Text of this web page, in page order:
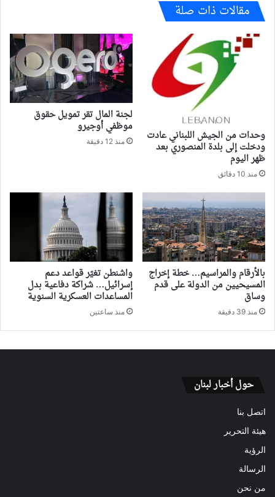
مقالات ذات صلة
وحدات من الجيش اللبناني عادت
ودخلت إلى بلدة المنصوري بعد
ظهر اليوم
منذ 10 دقائق
لجنة المال تقر تمويل حقوق
موظفي أوجيرو
منذ 12 دقيقة
بالأرقام والمراسيم… خطة إخراج
المسيحيين من الدولة على قدم
وساق
منذ 39 دقيقة
واشنطن تغيّر قواعد دعم
إسرائيل… شراكة دفاعية بدل
المساعدات العسكرية السنوية
منذ ساعتين
حول أخبار لبنان
اتصل بنا
هيئة التحرير
الرؤية
الرسالة
من نحن